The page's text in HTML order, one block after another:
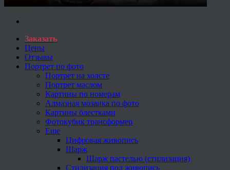
Заказать
Цены
Отзывы
Портрет по фото
Портрет на холсте
Портрет маслом
Картины по номерам
Алмазная мозаика по фото
Картины блестками
Фотокубик трансформер
Еще
Цифровая живопись
Шарж
Шарж пастелью (стилизация)
Стилизация под живопись